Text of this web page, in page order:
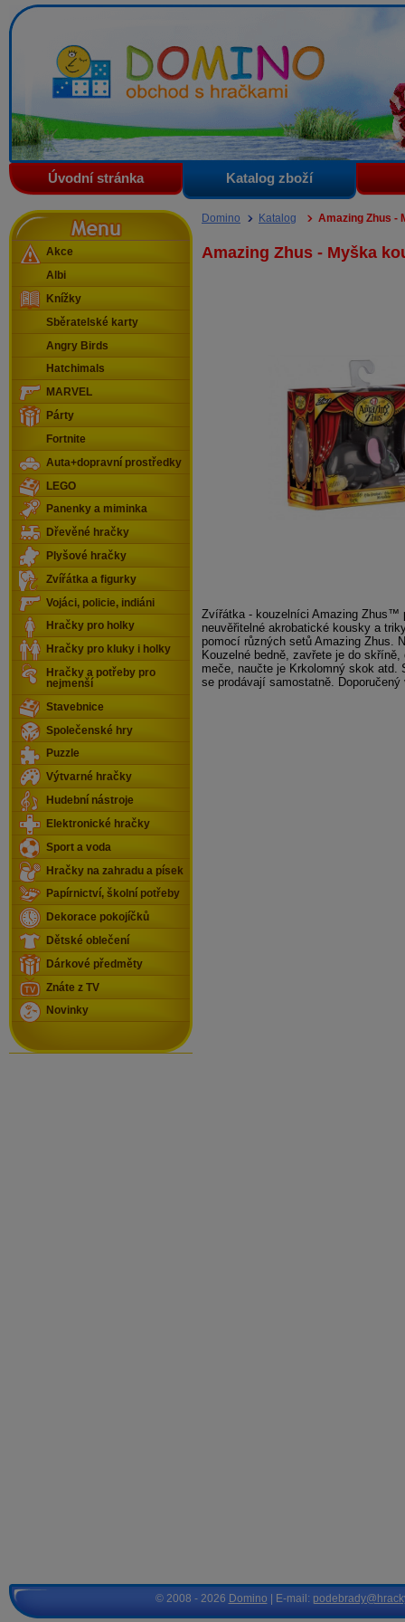
Domino - obchod s hračkami
Úvodní stránka Katalog zboží
Domino Katalog Amazing Zhus -
Amazing Zhus - Myška
Zvířátka - kouzelníci Amazing Zhus™
neuvěřitelné akrobatické kousky a
pomocí různých setů Amazing Zhus.
Kouzelné bedně, zavřete je do
meče, naučte je Krkolomný skok atd.
se prodávají samostatně. Doporučený
Menu
Akce
Albi
Knížky
Sběratelské karty
Angry Birds
Hatchimals
MARVEL
Párty
Fortnite
Auta+dopravní prostředky
LEGO
Panenky a miminka
Dřevěné hračky
Plyšové hračky
Zvířátka a figurky
Vojáci, policie, indiáni
Hračky pro holky
Hračky pro kluky i holky
Hračky a potřeby pro
nejmenší
Stavebnice
Společenské hry
Puzzle
Výtvarné hračky
Hudební nástroje
Elektronické hračky
Sport a voda
Hračky na zahradu a písek
Papírnictví, školní potřeby
Dekorace pokojíčků
Dětské oblečení
Dárkové předměty
Znáte z TV
Novinky
© 2008 - 2026 Domino | E-mail: